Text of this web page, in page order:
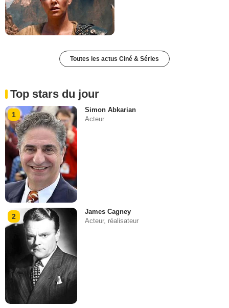
Toutes les actus Ciné & Séries
Top stars du jour
1
Simon Abkarian
Acteur
2
James Cagney
Acteur, réalisateur